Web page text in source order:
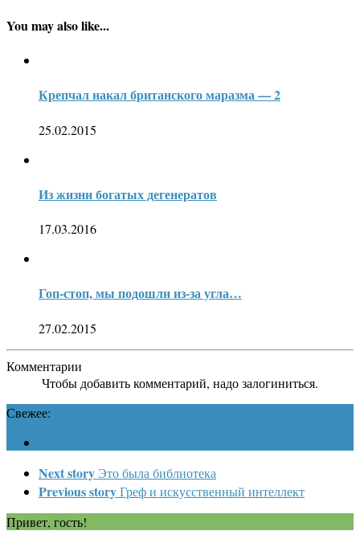
You may also like...
Крепчал накал британского маразма — 2
25.02.2015
Из жизни богатых дегенератов
17.03.2016
Гоп-стоп, мы подошли из-за угла…
27.02.2015
Комментарии
Чтобы добавить комментарий, надо залогиниться.
Свежее:
Next story Это была библиотека
Previous storyГреф и искусственный интеллект
Привет, гость!